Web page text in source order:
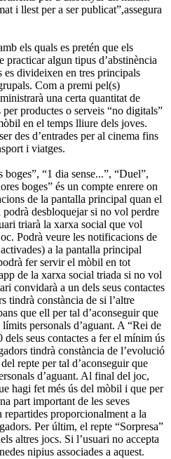
i llest per a ser publicat”,assegura
els quals es pretén que els
practicar algun tipus d’abstinència
es divideixen en tres principals
Com a premi pel(s)
una certa quantitat de
productes o serveis “no digitals”
en el temps lliure dels joves.
des d’entrades per al cinema fins
i viatges.
“1 dia sense...”, “Duel”,
boges” és un compte enrere on
de la pantalla principal quan el
desbloquejar si no vol perdre
triarà la xarxa social que vol
Podrà veure les notificacions de
a la pantalla principal
fer servir el mòbil en tot
de la xarxa social triada si no vol
convidarà a un dels seus contactes
tindrà constància de si l’altre
que ell per tal d’aconseguir que
personals d’aguant. A “Rei de
dels seus contactes a fer el mínim ús
tindrà constància de l’evolució
repte per tal d’aconseguir que
d’aguant. Al final del joc,
hagi fet més ús del mòbil i que per
part important de les seves
repartides proporcionalment a la
Per últim, el repte “Sorpresa”
altres jocs. Si l’usuari no accepta
nipius associades a aquest.